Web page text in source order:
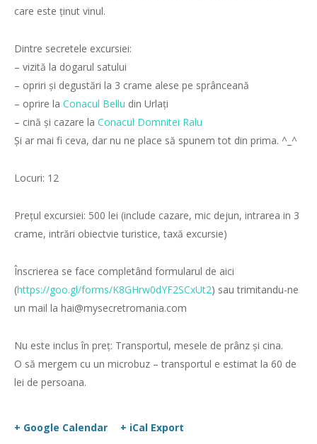
care este ținut vinul.
Dintre secretele excursiei:
– vizită la dogarul satului
– opriri și degustări la 3 crame alese pe sprânceană
– oprire la Conacul Bellu din Urlați
– cină și cazare la Conacul Domnitei Ralu
Și ar mai fi ceva, dar nu ne place să spunem tot din prima. ^_^
Locuri: 12
Prețul excursiei: 500 lei (include cazare, mic dejun, intrarea in 3
crame, intrări obiectvie turistice, taxă excursie)
Înscrierea se face completând formularul de aici
(https://goo.gl/forms/K8GHrw0dYF2SCxUt2) sau trimitandu-ne
un mail la hai@mysecretromania.com
Nu este inclus în preț: Transportul, mesele de prânz și cina.
O să mergem cu un microbuz – transportul e estimat la 60 de
lei de persoana.
+ Google Calendar + iCal Export